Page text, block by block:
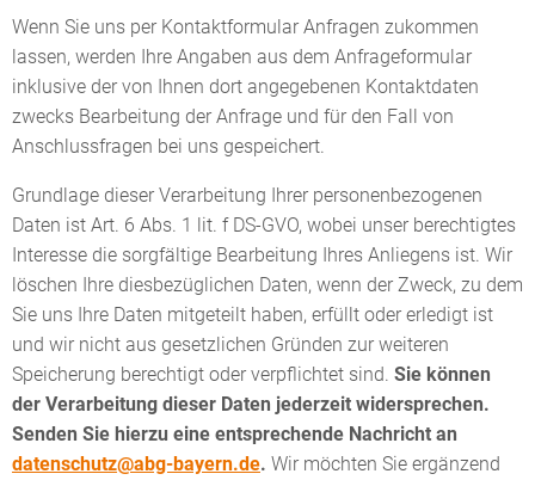
Wenn Sie uns per Kontaktformular Anfragen zukommen
lassen, werden Ihre Angaben aus dem Anfrageformular
inklusive der von Ihnen dort angegebenen Kontaktdaten
zwecks Bearbeitung der Anfrage und für den Fall von
Anschlussfragen bei uns gespeichert.
Grundlage dieser Verarbeitung Ihrer personenbezogenen
Daten ist Art. 6 Abs. 1 lit. f DS-GVO, wobei unser berechtigtes
Interesse die sorgfältige Bearbeitung Ihres Anliegens ist. Wir
löschen Ihre diesbezüglichen Daten, wenn der Zweck, zu dem
Sie uns Ihre Daten mitgeteilt haben, erfüllt oder erledigt ist
und wir nicht aus gesetzlichen Gründen zur weiteren
Speicherung berechtigt oder verpflichtet sind. Sie können
der Verarbeitung dieser Daten jederzeit widersprechen.
Senden Sie hierzu eine entsprechende Nachricht an
datenschutz@abg-bayern.de. Wir möchten Sie ergänzend